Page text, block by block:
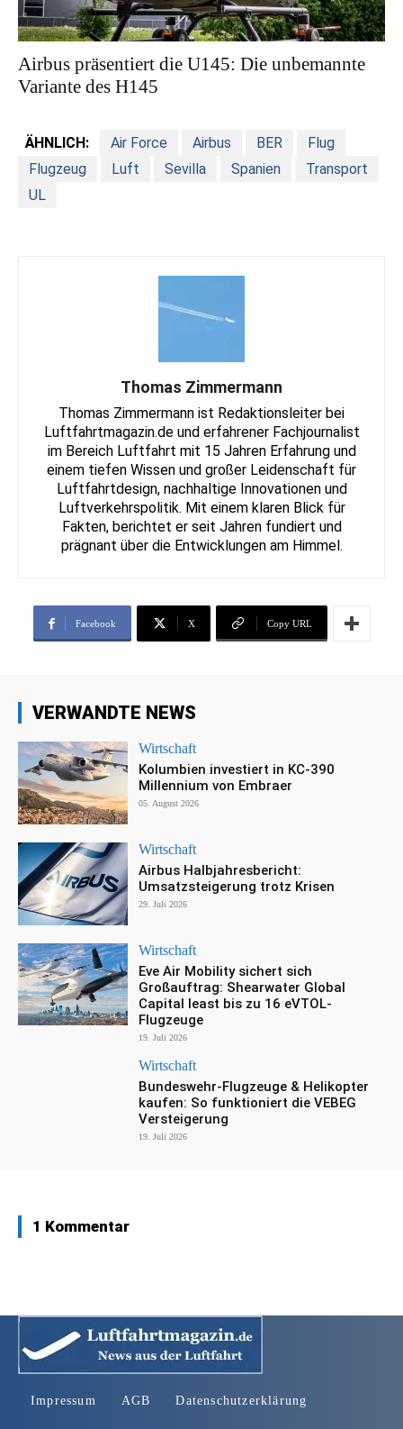
Airbus präsentiert die U145: Die unbemannte
Variante des H145
ÄHNLICH: Air Force Airbus BER
Flug
Flugzeug
Luft Sevilla Spanien
Transport
UL
Thomas Zimmermann
Thomas Zimmermann ist Redaktionsleiter bei
Luftfahrtmagazin.de und erfahrener Fachjournalist
im Bereich Luftfahrt mit 15 Jahren Erfahrung und
einem tiefen Wissen und großer Leidenschaft für
Luftfahrtdesign, nachhaltige Innovationen und
Luftverkehrspolitik. Mit einem klaren Blick für
Fakten, berichtet er seit Jahren fundiert und
prägnant über die Entwicklungen am Himmel.
Facebook X Copy URL
VERWANDTE NEWS
Wirtschaft
Kolumbien investiert in KC-390
Millennium von Embraer
05. August 2026
Wirtschaft
Airbus Halbjahresbericht:
Umsatzsteigerung trotz Krisen
29. Juli 2026
Wirtschaft
Eve Air Mobility sichert sich
Großauftrag: Shearwater Global
Capital least bis zu 16 eVTOL-
Flugzeuge
19. Juli 2026
Wirtschaft
Bundeswehr-Flugzeuge & Helikopter
kaufen: So funktioniert die VEBEG
Versteigerung
19. Juli 2026
1 Kommentar
Impressum AGB Datenschutzerklärung